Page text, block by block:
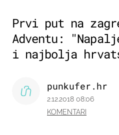
Prvi put na
Adventu:
i najbolja
punkufer.hr
2.12.2018 08:06
KOMENTARI